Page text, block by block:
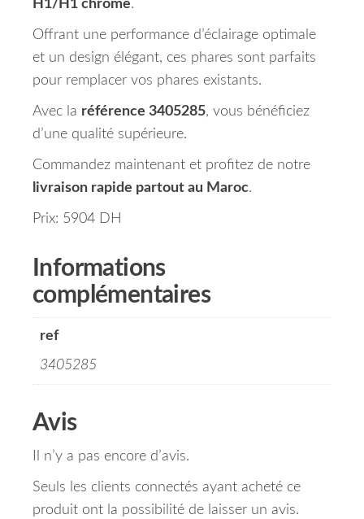
H1/H1 chrome.
Offrant une performance d’éclairage optimale
et un design élégant, ces phares sont parfaits
pour remplacer vos phares existants.
Avec la référence 3405285, vous bénéficiez
d’une qualité supérieure.
Commandez maintenant et profitez de notre
livraison rapide partout au Maroc.
Prix: 5904 DH
Informations
complémentaires
ref
3405285
Avis
Il n’y a pas encore d’avis.
Seuls les clients connectés ayant acheté ce
produit ont la possibilité de laisser un avis.